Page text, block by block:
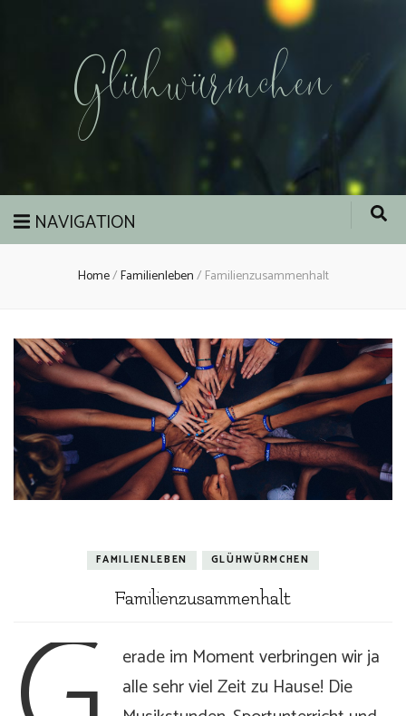
Glühwürmchen
NAVIGATION
Home/Familienleben/Familienzusammenhalt
FAMILIENLEBEN GLÜHWÜRMCHEN
Familienzusammenhalt
erade im Moment verbringen wir ja
alle sehr viel Zeit zu Hause! Die